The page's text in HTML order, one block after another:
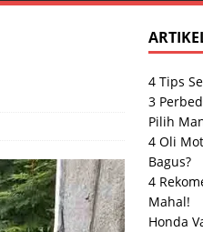
4 Tips
3
Pilih
4 Oli
Bagus?
4
Mahal!
Honda